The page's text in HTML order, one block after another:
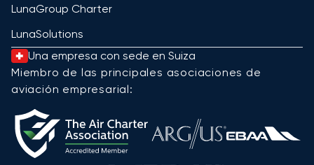
LunaGroup Charter
LunaSolutions
Una empresa con sede en Suiza
Miembro de las principales asociaciones de
aviación empresarial: